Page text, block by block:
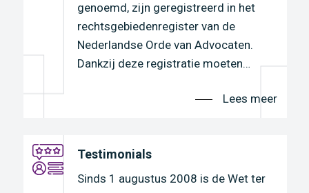
genoemd, zijn geregistreerd in het
rechtsgebiedenregister van de
Nederlandse Orde van Advocaten.
Dankzij deze registratie moeten…
Lees meer
Testimonials
Sinds 1 augustus 2008 is de Wet ter